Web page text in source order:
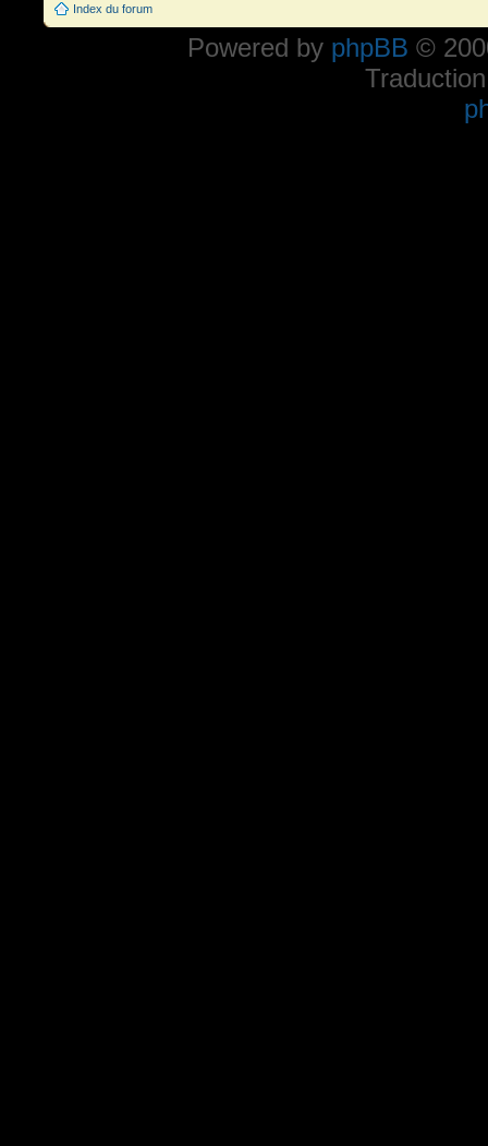
Index du forum
Powered by phpBB ©